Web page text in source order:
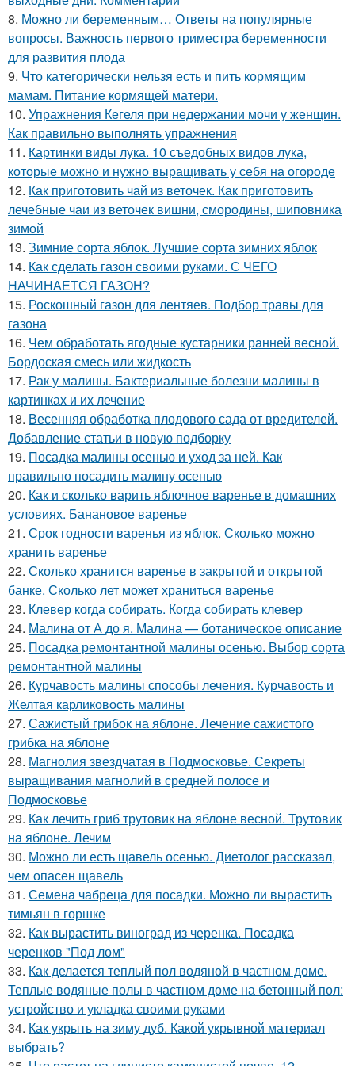
8. Можно ли беременным… Ответы на популярные
вопросы. Важность первого триместра беременности
для развития плода
9. Что категорически нельзя есть и пить кормящим
мамам. Питание кормящей матери.
10. Упражнения Кегеля при недержании мочи у женщин.
Как правильно выполнять упражнения
11. Картинки виды лука. 10 съедобных видов лука,
которые можно и нужно выращивать у себя на огороде
12. Как приготовить чай из веточек. Как приготовить
лечебные чаи из веточек вишни, смородины, шиповника
зимой
13. Зимние сорта яблок. Лучшие сорта зимних яблок
14. Как сделать газон своими руками. С ЧЕГО
НАЧИНАЕТСЯ ГАЗОН?
15. Роскошный газон для лентяев. Подбор травы для
газона
16. Чем обработать ягодные кустарники ранней весной.
Бордоская смесь или жидкость
17. Рак у малины. Бактериальные болезни малины в
картинках и их лечение
18. Весенняя обработка плодового сада от вредителей.
Добавление статьи в новую подборку
19. Посадка малины осенью и уход за ней. Как
правильно посадить малину осенью
20. Как и сколько варить яблочное варенье в домашних
условиях. Банановое варенье
21. Срок годности варенья из яблок. Сколько можно
хранить варенье
22. Сколько хранится варенье в закрытой и открытой
банке. Сколько лет может храниться варенье
23. Клевер когда собирать. Когда собирать клевер
24. Малина от А до я. Малина — ботаническое описание
25. Посадка ремонтантной малины осенью. Выбор сорта
ремонтантной малины
26. Курчавость малины способы лечения. Курчавость и
Желтая карликовость малины
27. Сажистый грибок на яблоне. Лечение сажистого
грибка на яблоне
28. Магнолия звездчатая в Подмосковье. Секреты
выращивания магнолий в средней полосе и
Подмосковье
29. Как лечить гриб трутовик на яблоне весной. Трутовик
на яблоне. Лечим
30. Можно ли есть щавель осенью. Диетолог рассказал,
чем опасен щавель
31. Семена чабреца для посадки. Можно ли вырастить
тимьян в горшке
32. Как вырастить виноград из черенка. Посадка
черенков "Под лом"
33. Как делается теплый пол водяной в частном доме.
Теплые водяные полы в частном доме на бетонный пол:
устройство и укладка своими руками
34. Как укрыть на зиму дуб. Какой укрывной материал
выбрать?